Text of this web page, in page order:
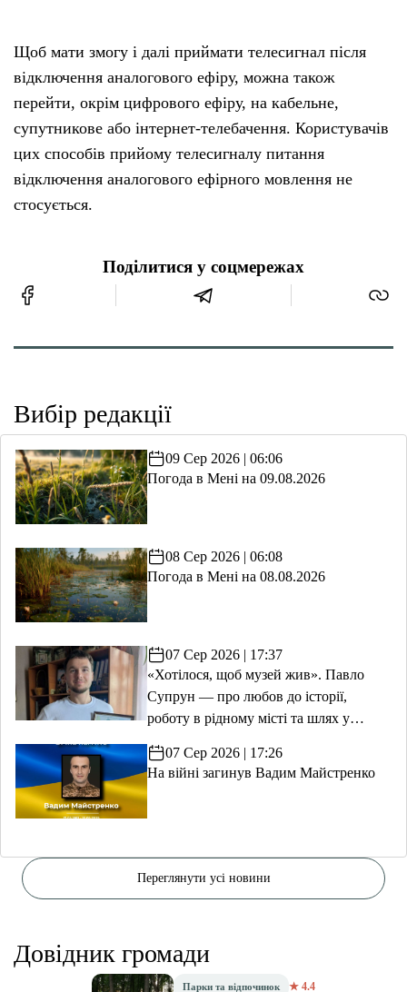
Щоб мати змогу і далі приймати телесигнал після
відключення аналогового ефіру, можна також
перейти, окрім цифрового ефіру, на кабельне,
супутникове або інтернет-телебачення. Користувачів
цих способів прийому телесигналу питання
відключення аналогового ефірного мовлення не
стосується.
Поділитися у соцмережах
Вибір редакції
09 Сер 2026 | 06:06
Погода в Мені на 09.08.2026
08 Сер 2026 | 06:08
Погода в Мені на 08.08.2026
07 Сер 2026 | 17:37
«Хотілося, щоб музей жив». Павло
Супрун — про любов до історії,
роботу в рідному місті та шлях у
07 Сер 2026 | 17:26
На війні загинув Вадим Майстренко
Переглянути усі новини
Довідник громади
Парки та відпочинок ★ 4.4